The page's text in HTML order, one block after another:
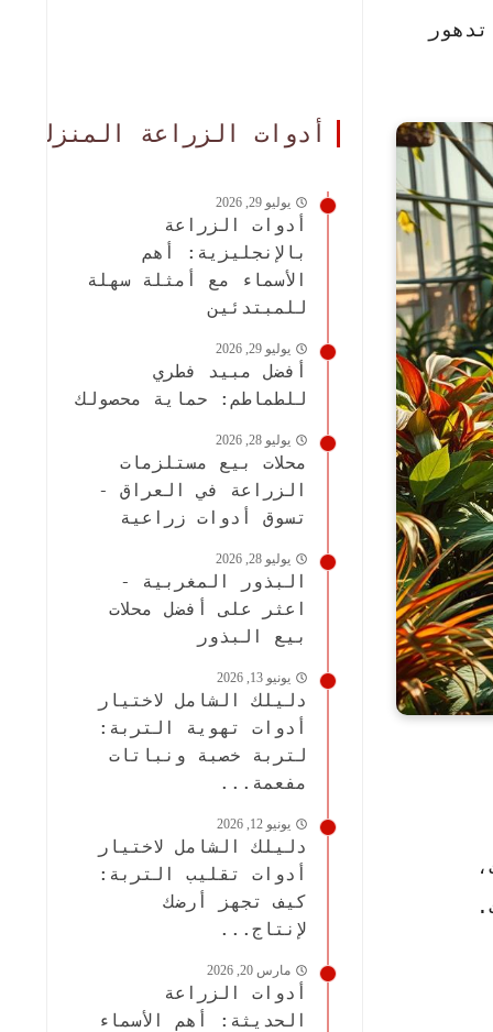
أدوات الزراعة المنزلية
يوليو 29, 2026
أدوات الزراعة
بالإنجليزية: أهم
الأسماء مع أمثلة سهلة
للمبتدئين
يوليو 29, 2026
أفضل مبيد فطري
للطماطم: حماية محصولك
يوليو 28, 2026
محلات بيع مستلزمات
الزراعة في العراق -
تسوق أدوات زراعية
يوليو 28, 2026
البذور المغربية -
اعثر على أفضل محلات
بيع البذور
يونيو 13, 2026
دليلك الشامل لاختيار
أدوات تهوية التربة:
لتربة خصبة ونباتات
مفعمة...
يونيو 12, 2026
دليلك الشامل لاختيار
أدوات تقليب التربة:
كيف تجهز أرضك
لإنتاج...
مارس 20, 2026
أدوات الزراعة
الحديثة: أهم الأسماء